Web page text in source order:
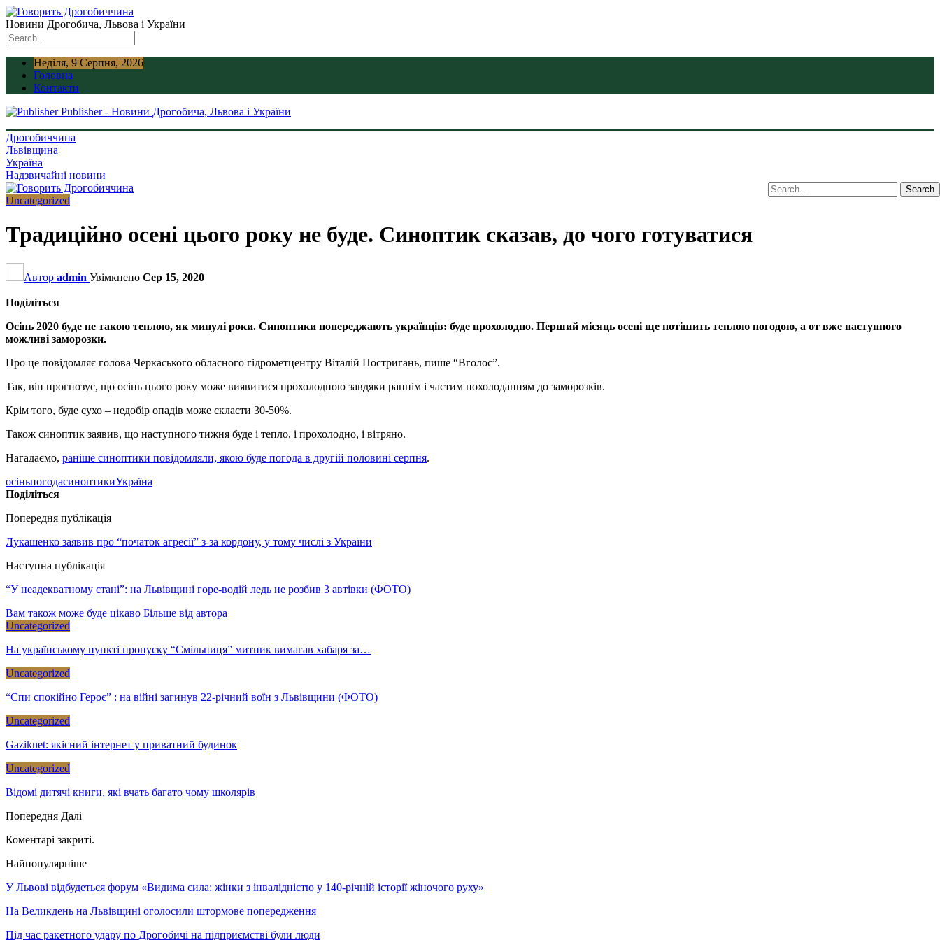
Новини Дрогобича, Львова і України
Неділя, 9 Серпня, 2026
Головна
Контакти
Publisher - Новини Дрогобича, Львова і України
Дрогобиччина
Львівщина
Україна
Надзвичайні новини
Uncategorized
Традиційно осені цього року не буде. Синоптик сказав, до чого готуватися
Автор admin Увімкнено Сер 15, 2020
Поділіться
Осінь 2020 буде не такою теплою, як минулі роки. Синоптики попереджають українців: буде прохолодно. Перший місяць осені ще потішить теплою погодою, а от вже наступного
можливі заморозки.
Про це повідомляє голова Черкаського обласного гідрометцентру Віталій Постригань, пише “Вголос”.
Так, він прогнозує, що осінь цього року може виявитися прохолодною завдяки раннім і частим похолоданням до заморозків.
Крім того, буде сухо – недобір опадів може скласти 30-50%.
Також синоптик заявив, що наступного тижня буде і тепло, і прохолодно, і вітряно.
Нагадаємо, раніше синоптики повідомляли, якою буде погода в другій половині серпня.
осіньпогодасиноптикиУкраїна
Поділіться
Попередня публікація
Лукашенко заявив про “початок агресії” з-за кордону, у тому числі з України
Наступна публікація
“У неадекватному стані”: на Львівщині горе-водій ледь не розбив 3 автівки (ФОТО)
Вам також може буде цікаво Більше від автора
Uncategorized
На українському пункті пропуску “Смільниця” митник вимагав хабаря за…
Uncategorized
“Спи спокійно Героє” : на війні загинув 22-річний воїн з Львівщини (ФОТО)
Uncategorized
Gaziknet: якісний інтернет у приватний будинок
Uncategorized
Відомі дитячі книги, які вчать багато чому школярів
Попередня Далі
Коментарі закриті.
Найпопулярніше
У Львові відбудеться форум «Видима сила: жінки з інвалідністю у 140-річній історії жіночого руху»
На Великдень на Львівщині оголосили штормове попередження
Під час ракетного удару по Дрогобичі на підприємстві були люди